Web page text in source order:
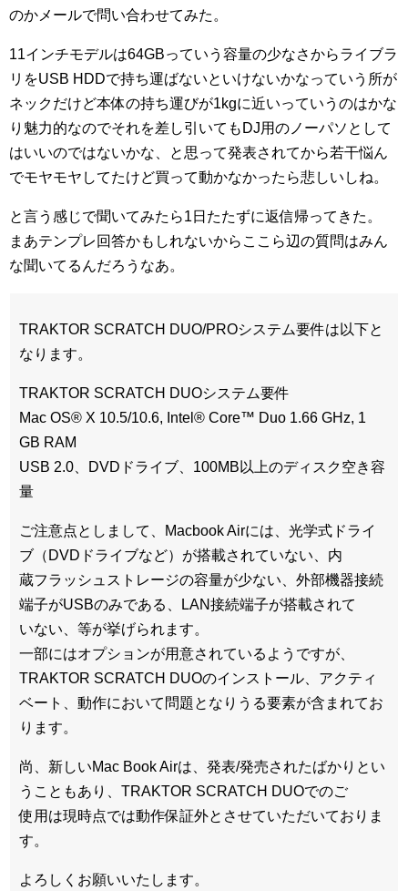
のかメールで問い合わせてみた。
11インチモデルは64GBっていう容量の少なさからライブラ
リをUSB HDDで持ち運ばないといけないかなっていう所が
ネックだけど本体の持ち運びが1kgに近いっていうのはかな
り魅力的なのでそれを差し引いてもDJ用のノーパソとして
はいいのではないかな、と思って発表されてから若干悩ん
でモヤモヤしてたけど買って動かなかったら悲しいしね。
と言う感じで聞いてみたら1日たたずに返信帰ってきた。
まあテンプレ回答かもしれないからここら辺の質問はみん
な聞いてるんだろうなあ。
TRAKTOR SCRATCH DUO/PROシステム要件は以下と
なります。
TRAKTOR SCRATCH DUOシステム要件
Mac OS® X 10.5/10.6, Intel® Core™ Duo 1.66 GHz, 1
GB RAM
USB 2.0、DVDドライブ、100MB以上のディスク空き容
量
ご注意点としまして、Macbook Airには、光学式ドライ
ブ（DVDドライブなど）が搭載されていない、内
蔵フラッシュストレージの容量が少ない、外部機器接続
端子がUSBのみである、LAN接続端子が搭載されて
いない、等が挙げられます。
一部にはオプションが用意されているようですが、
TRAKTOR SCRATCH DUOのインストール、アクティ
ベート、動作において問題となりうる要素が含まれてお
ります。
尚、新しいMac Book Airは、発表/発売されたばかりとい
うこともあり、TRAKTOR SCRATCH DUOでのご
使用は現時点では動作保証外とさせていただいておりま
す。
よろしくお願いいたします。